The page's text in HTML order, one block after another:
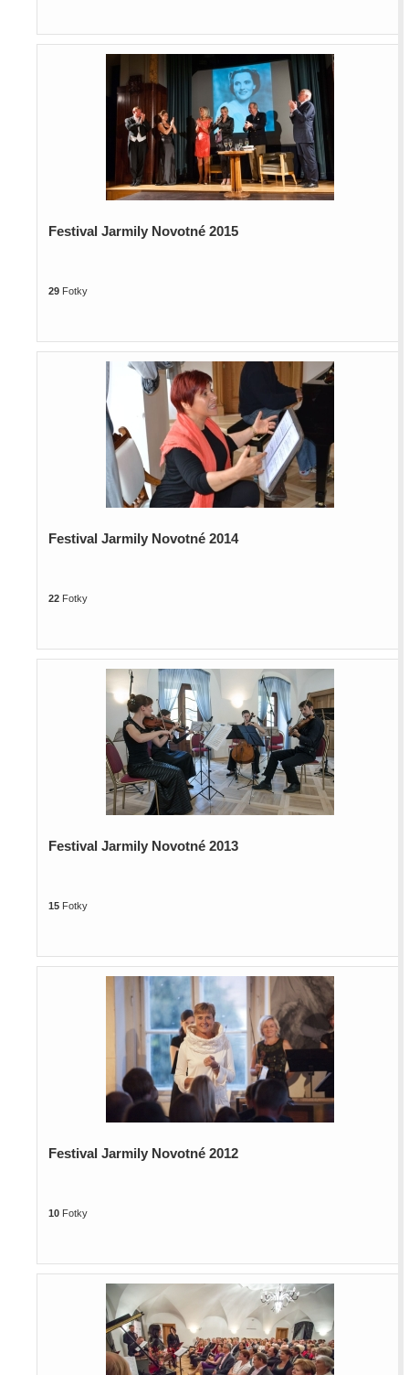
Festival Jarmily Novotné 2015
29Fotky
Festival Jarmily Novotné 2014
22Fotky
Festival Jarmily Novotné 2013
15Fotky
Festival Jarmily Novotné 2012
10Fotky